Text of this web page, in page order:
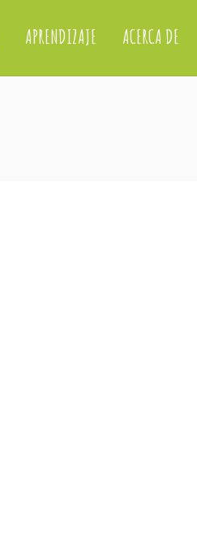
APRENDIZAJE ACERCA DE